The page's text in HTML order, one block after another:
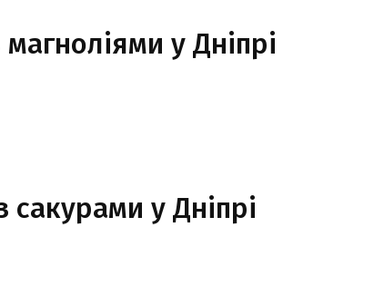
у Дніпрі
сакурами у Дніпрі